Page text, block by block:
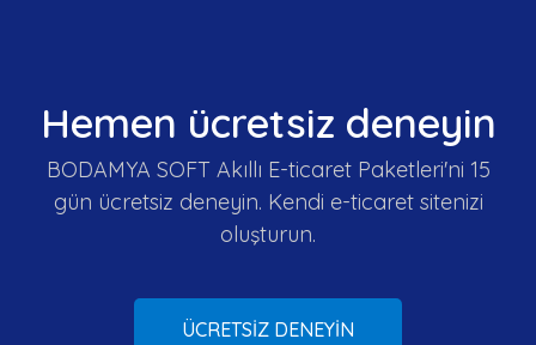
Hemen ücretsiz deneyin
BODAMYA SOFT Akıllı E-ticaret Paketleri'ni 15
gün ücretsiz deneyin. Kendi e-ticaret sitenizi
oluşturun.
ÜCRETSİZ DENEYİN